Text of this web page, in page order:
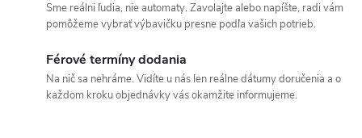
Sme reálni ľudia, nie automaty. Zavolajte alebo napíšte, radi vám
pomôžeme vybrať výbavičku presne podľa vašich potrieb.
Férové termíny dodania
Na nič sa nehráme. Vidíte u nás len reálne dátumy doručenia a o
každom kroku objednávky vás okamžite informujeme.